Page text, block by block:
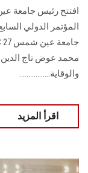
افتتح رئيس جامعة
المؤتمر الدولي
محمد عوض تاج
والوقاية.................
اقرأ المزيد